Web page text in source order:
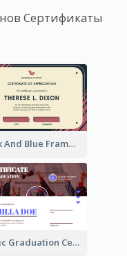
Сертификаты
Pink And Blue Frame Company Certificate
Basic Graduation Certificate With Campus Photo Design